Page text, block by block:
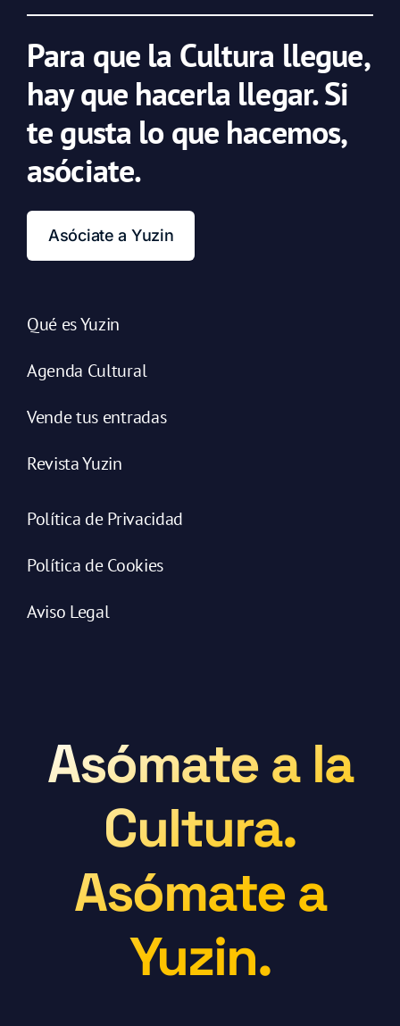
Para que la Cultura llegue,
hay que hacerla llegar. Si
te gusta lo que hacemos,
asóciate.
Asóciate a Yuzin
Qué es Yuzin
Agenda Cultural
Vende tus entradas
Revista Yuzin
Política de Privacidad
Política de Cookies
Aviso Legal
Asómate a la
Cultura.
Asómate a
Yuzin.